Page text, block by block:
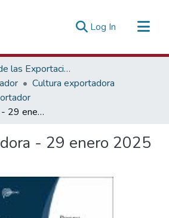
Log In (current)
Promoción de las Exportaciones
Cultura exportadora
Ruta Exportadora - 29 enero 2025
- 29 enero 2025